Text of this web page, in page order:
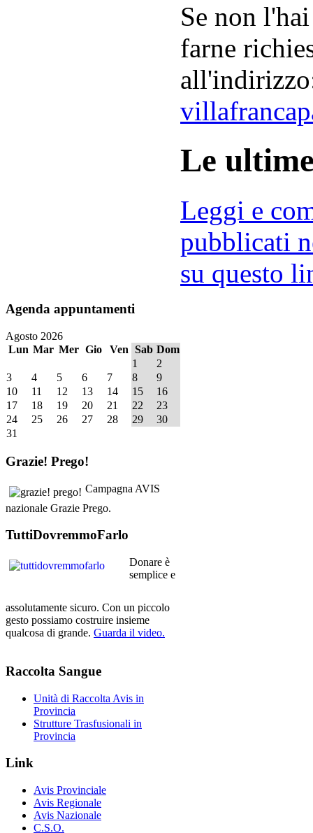
Se non
farne
Le
Leggi e
pubblicati
su questo
Agenda appuntamenti
Agosto 2026
Lun Mar Mer Gio Ven Sab Dom
1
2
3
4 5 6 7 8
9
10
11 12 13 14 15
16
17
18 19 20 21 22
23
24
25 26 27 28 29
30
31
Grazie! Prego!
Campagna AVIS
nazionale Grazie Prego.
TuttiDovremmoFarlo
Donare è
semplice e
assolutamente sicuro. Con un piccolo
gesto possiamo costruire insieme
qualcosa di grande. Guarda il video.
Raccolta Sangue
Unità di Raccolta Avis in
Provincia
Strutture Trasfusionali in
Provincia
Link
Avis Provinciale
Avis Regionale
Avis Nazionale
C.S.O.